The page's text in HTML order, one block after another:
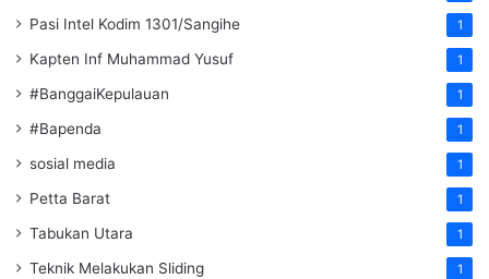
Pasi Intel Kodim 1301/Sangihe 1
Kapten Inf Muhammad Yusuf 1
#BanggaiKepulauan 1
#Bapenda 1
sosial media 1
Petta Barat 1
Tabukan Utara 1
Teknik Melakukan Sliding 1